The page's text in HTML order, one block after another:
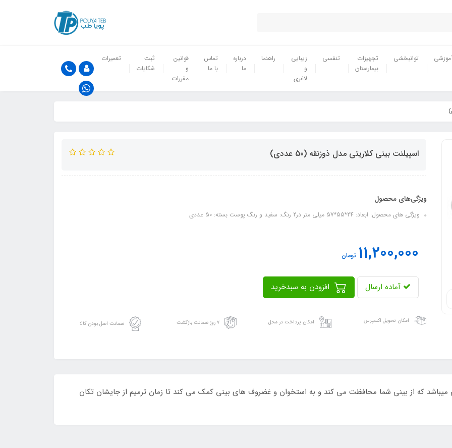
توانبخشی
تجهیزات
بیمارستان
تنفسی
زیبایی
و
لاغری
راهنما
درباره
ما
تماس
با ما
قوانین
و
مقررات
ثبت
شکایات
تعمیرات
اسپیلنت بینی کلاریتی مدل ذوزنقه (50 عددی)
ویژگی‌های محصول
ویژگی های محصول: ابعاد: 24*55*57 میلی متر در2 رنگ: سفید و رنگ پوست بسته: 50 عددی
11,200,000 تومان
آماده ارسال
امکان تحویل اکسپرس امکان پرداخت در محل ۷ روز ضمانت بازگشت ضمانت اصل بودن کالا
میباشد که از بینی شما محافظت می کند و به استخوان و غضروف های بینی کمک می کند تا زمان ترمیم از جایشان تکان